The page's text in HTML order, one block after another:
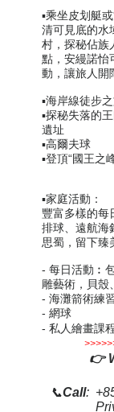
▪️乘坐皮划艇
清可見底的水
村，探秘佔族
點，安縵諾怡
動，讓旅人開
▪️海岸線徒步
▪️探秘失落的
遺址
▪️高爾夫球
▪️登頂“國王之
▪️家庭活動：
豐富多樣的每
排球、遠航海
思蜀，留下臻
- 每日活動︰
雕藝術，貝殼
- 海灘箭術練
- 網球
- 私人繪畫課
👉
📞Call: